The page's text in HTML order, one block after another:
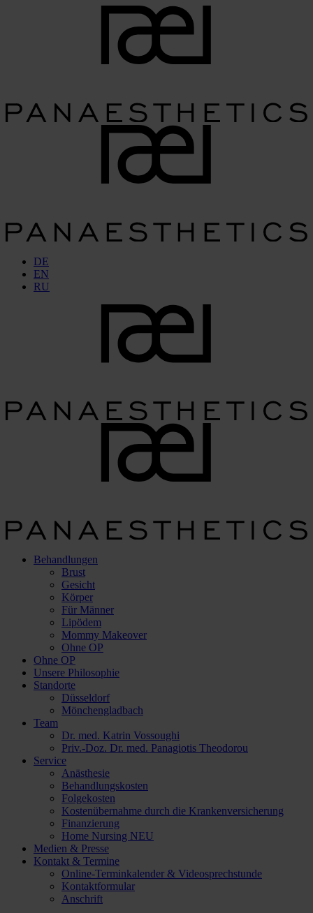
DE
EN
RU
Behandlungen
Brust
Gesicht
Körper
Für Männer
Lipödem
Mommy Makeover
Ohne OP
Ohne OP
Unsere Philosophie
Standorte
Düsseldorf
Mönchengladbach
Team
Dr. med. Katrin Vossoughi
Priv.-Doz. Dr. med. Panagiotis Theodorou
Service
Anästhesie
Behandlungskosten
Folgekosten
Kostenübernahme durch die Krankenversicherung
Finanzierung
Home Nursing NEU
Medien & Presse
Kontakt & Termine
Online-Terminkalender & Videosprechstunde
Kontaktformular
Anschrift